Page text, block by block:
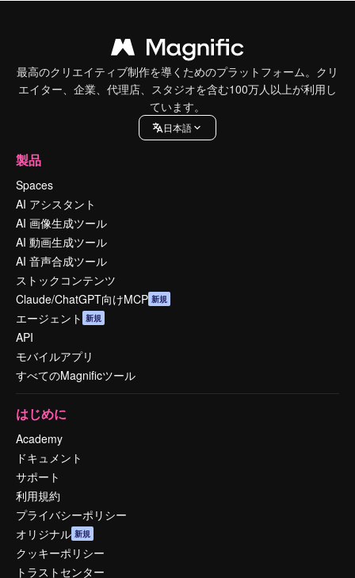
最高のクリエイティブ制作を導くためのプラットフォーム。クリ
エイター、企業、代理店、スタジオを含む100万人以上が利用し
ています。
日本語
製品
Spaces
AI アシスタント
AI 画像生成ツール
AI 動画生成ツール
AI 音声合成ツール
ストックコンテンツ
Claude/ChatGPT向けMCP 新規
エージェント 新規
API
モバイルアプリ
すべてのMagnificツール
はじめに
Academy
ドキュメント
サポート
利用規約
プライバシーポリシー
オリジナル 新規
クッキーポリシー
トラストセンター